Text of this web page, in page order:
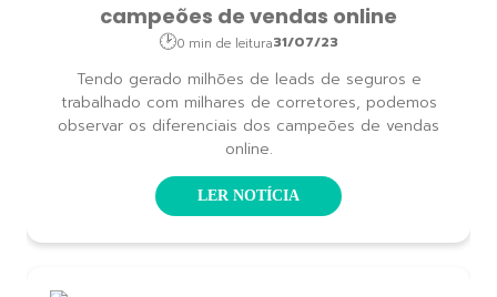
campeões de vendas online
0 min de leitura31/07/23
Tendo gerado milhões de leads de seguros e
trabalhado com milhares de corretores, podemos
observar os diferenciais dos campeões de vendas
online.
LER NOTÍCIA